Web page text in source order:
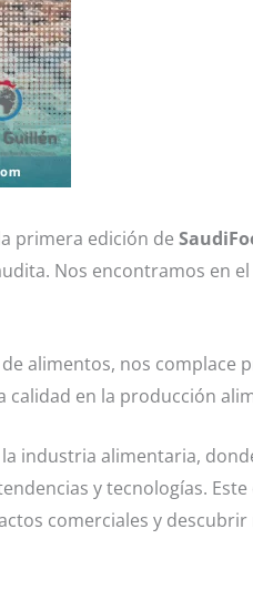
primera edición de
Nos encontramos en
alimentos, nos complace
calidad en la producción
industria alimentaria,
y tecnologías. Este
comerciales y descubrir